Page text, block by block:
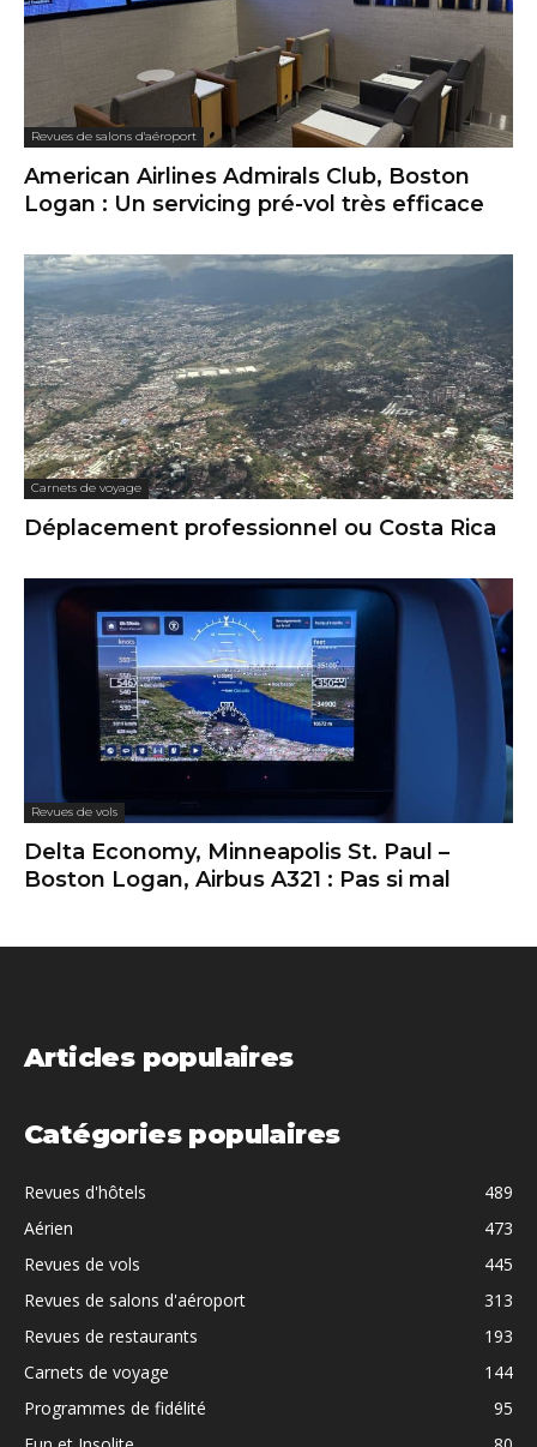
Revues de salons d'aéroport
American Airlines Admirals Club, Boston
Logan : Un servicing pré-vol très efficace
Carnets de voyage
Déplacement professionnel ou Costa Rica
Revues de vols
Delta Economy, Minneapolis St. Paul –
Boston Logan, Airbus A321 : Pas si mal
Articles populaires
Catégories populaires
Revues d'hôtels
489
Aérien
473
Revues de vols
445
Revues de salons d'aéroport
313
Revues de restaurants
193
Carnets de voyage
144
Programmes de fidélité
95